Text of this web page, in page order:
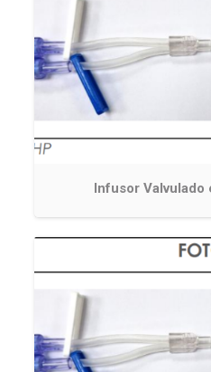
Infusor Valvulado